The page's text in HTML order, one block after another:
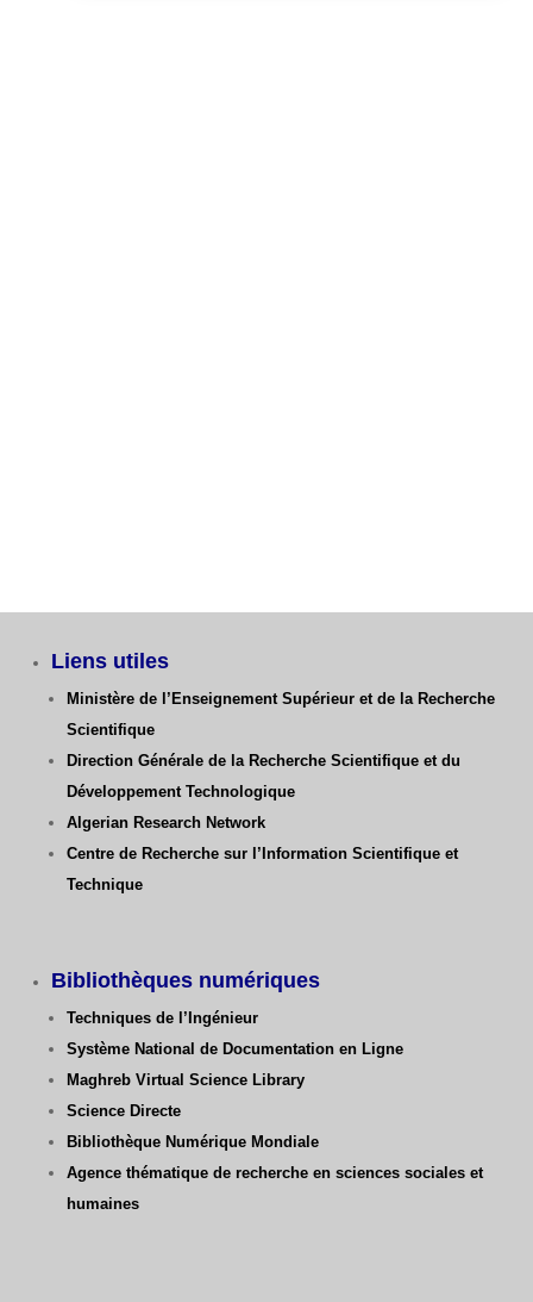
Liens utiles
Ministère de l’Enseignement Supérieur et de la Recherche
Scientifique
Direction Générale de la Recherche Scientifique et du
Développement Technologique
Algerian Research Network
Centre de Recherche sur l’Information Scientifique et
Technique
Bibliothèques numériques
Techniques de l’Ingénieur
Système National de Documentation en Ligne
Maghreb Virtual Science Library
Science Directe
Bibliothèque Numérique Mondiale
Agence thématique de recherche en sciences sociales et
humaines